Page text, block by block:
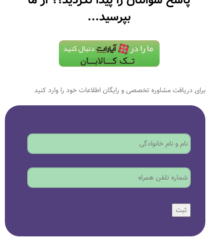
بپرسید...
برای دریافت مشاوره تخصصی و رایگان اطلاعات خود را وارد کنید
ثبت